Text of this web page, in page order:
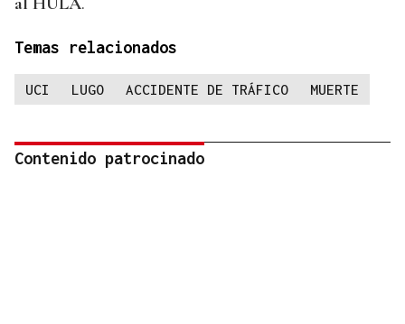
Temas relacionados
UCI LUGO ACCIDENTE DE TRÁFICO MUERTE
Contenido patrocinado